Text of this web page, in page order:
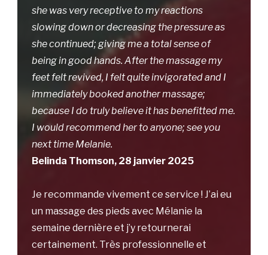
she was very receptive to my reactions
slowing down or decreasing the pressure as
she continued; giving me a total sense of
being in good hands. After the massage my
feet felt revived, I felt quite invigorated and I
immediately booked another massage;
because I do truly believe it has benefitted me.
I would recommend her to anyone; see you
next time Melanie.
Belinda Thomson, 28 janvier 2025
Je recommande vivement ce service ! J’ai eu
un massage des pieds avec Mélanie la
semaine dernière et j’y retournerai
certainement. Très professionnelle et